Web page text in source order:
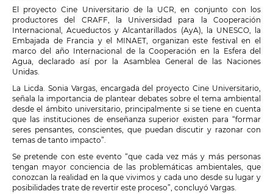
El proyecto Cine Universitario de la UCR, en conjunto con los
productores del CRAFF, la Universidad para la Cooperación
Internacional, Acueductos y Alcantarillados (AyA), la UNESCO, la
Embajada de Francia y el MINAET, organizan este festival en el
marco del año Internacional de la Cooperación en la Esfera del
Agua, declarado así por la Asamblea General de las Naciones
Unidas.
La Licda. Sonia Vargas, encargada del proyecto Cine Universitario,
señala la importancia de plantear debates sobre el tema ambiental
desde el ámbito universitario, principalmente si se tiene en cuenta
que las instituciones de enseñanza superior existen para “formar
seres pensantes, conscientes, que puedan discutir y razonar con
temas de tanto impacto”.
Se pretende con este evento “que cada vez más y más personas
tengan mayor conciencia de las problemáticas ambientales, que
conozcan la realidad en la que vivimos y cada uno desde su lugar y
posibilidades trate de revertir este proceso”, concluyó Vargas.